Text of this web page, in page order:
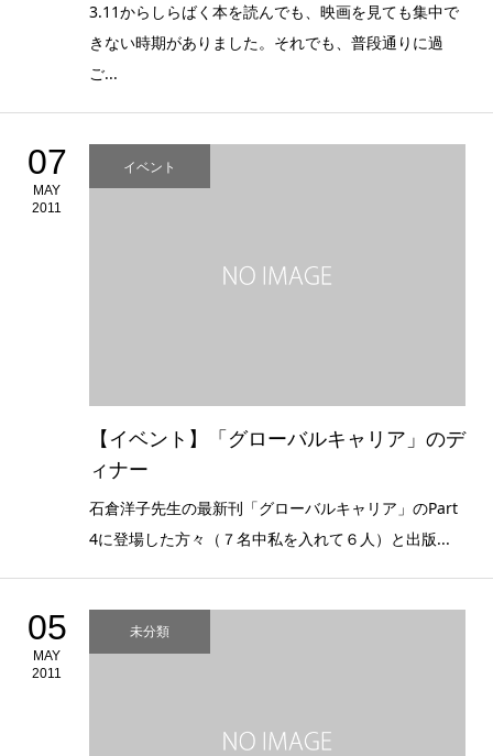
3.11からしらばく本を読んでも、映画を見ても集中で
きない時期がありました。それでも、普段通りに過
ご...
07
MAY
2011
イベント
【イベント】「グローバルキャリア」のデ
ィナー
石倉洋子先生の最新刊「グローバルキャリア」のPart
4に登場した方々（７名中私を入れて６人）と出版...
05
MAY
2011
未分類